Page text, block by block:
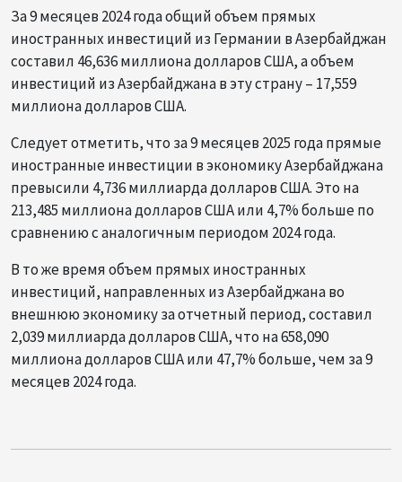
За 9 месяцев 2024 года общий объем прямых
иностранных инвестиций из Германии в Азербайджан
составил 46,636 миллиона долларов США, а объем
инвестиций из Азербайджана в эту страну – 17,559
миллиона долларов США.
Следует отметить, что за 9 месяцев 2025 года прямые
иностранные инвестиции в экономику Азербайджана
превысили 4,736 миллиарда долларов США. Это на
213,485 миллиона долларов США или 4,7% больше по
сравнению с аналогичным периодом 2024 года.
В то же время объем прямых иностранных
инвестиций, направленных из Азербайджана во
внешнюю экономику за отчетный период, составил
2,039 миллиарда долларов США, что на 658,090
миллиона долларов США или 47,7% больше, чем за 9
месяцев 2024 года.